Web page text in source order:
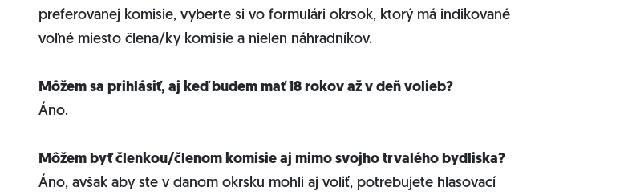
preferovanej komisie, vyberte si vo formulári okrsok, ktorý má indikované
voľné miesto člena/ky komisie a nielen náhradníkov.
Môžem sa prihlásiť, aj keď budem mať 18 rokov až v deň volieb?
Áno.
Môžem byť členkou/členom komisie aj mimo svojho trvalého bydliska?
Áno, avšak aby ste v danom okrsku mohli aj voliť, potrebujete hlasovací